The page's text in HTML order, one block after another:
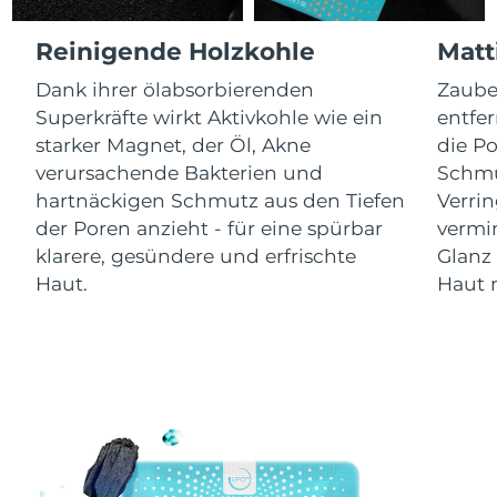
Reinigende Holzkohle
Dank ihrer ölabsorbierenden
Superkräfte wirkt Aktivkohle wie ein
starker Magnet, der Öl, Akne
verursachende Bakterien und
hartnäckigen Schmutz aus den Tiefen
der Poren anzieht - für eine spürbar
klarere, gesündere und erfrischte
Haut.
die
Haut
Litauen Erwartete Lieferung 11/8/26
Luxemburg
Sonderverwaltungsregion
Macau
Malaysia Erwartete Lieferung 14/8/26
Malta Erwartete Lieferung 11/8/26
Neuseeland Erwartete Lieferung